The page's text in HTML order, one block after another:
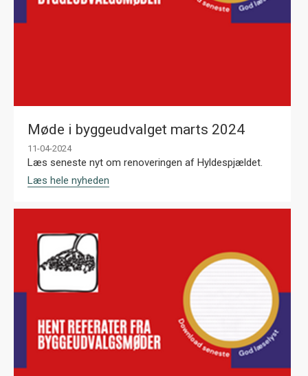
Møde i byggeudvalget marts 2024
11-04-2024
Læs seneste nyt om renoveringen af Hyldespjældet.
Læs hele nyheden